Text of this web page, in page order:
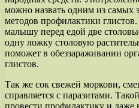
можно назвать одним из
методов профилактики глистов.
малышу перед едой две
одну ложку столовую
поможет в обеззараживании
глистов.
Так же сок свежей моркови,
справляется с паразитами.
провести профилактику и даже